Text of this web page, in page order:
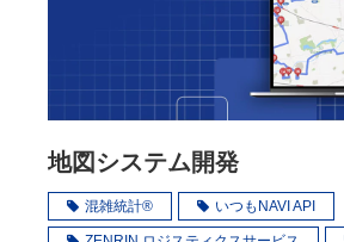
地図システム開発
混雑統計® いつもNAVI API